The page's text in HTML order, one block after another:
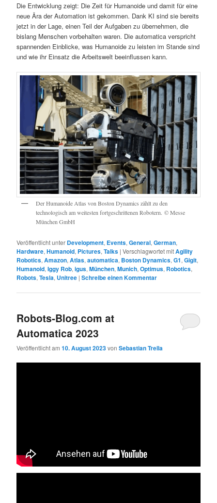
Die Entwicklung zeigt: Die Zeit für Humanoide und damit für eine
neue Ära der Automation ist gekommen. Dank KI sind sie bereits
jetzt in der Lage, einen Teil der Aufgaben zu übernehmen, die
bislang Menschen vorbehalten waren. Die automatica verspricht
spannenden Einblicke, was Humanoide zu leisten im Stande sind
und wie ihr Einsatz die Arbeitswelt beeinflussen kann.
Der Humanoide Atlas von Boston Dynamics zählt zu den
technologisch am weitesten fortgeschrittenen Robotern. © Messe
München GmbH
Veröffentlicht unter Development, Events,General,German,
Hardware,Humanoid, Pictures,Talks |Verschlagwortet mitAgility
Robotics,Amazon,Atlas,automatica, Boston Dynamics,G1,Gigit,
Humanoid,Iggy Rob,igus,München,Munich,Optimus, Robotics,
Robots,Tesla, Unitree |Schreibe einen Kommentar
Robots-Blog.com at
Automatica 2023
Veröffentlicht am10. August 2023vonSebastian Trella